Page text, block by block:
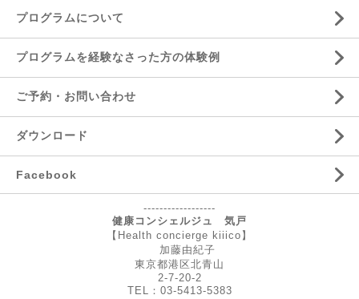
プログラムについて
プログラムを経験なさった方の体験例
ご予約・お問い合わせ
ダウンロード
Facebook
------------------
健康コンシェルジュ 気戸
【Health concierge kiiico】
加藤由紀子
東京都港区北青山
2-7-20-2
TEL：03-5413-5383